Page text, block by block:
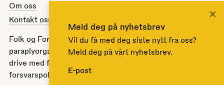
Om oss
Kontakt oss
Folk og Forsvar er en partipolitisk nøytral
paraplyorganisasjon opprettet av Stortinget i 1951 for å
drive med folkeopplysning om norsk sikkerhets- og
forsvarspolitikk.
Meld deg på nyhetsbrev
Vil du få med deg siste nytt fra oss?
Meld deg på vårt nyhetsbrev.
E-post
×